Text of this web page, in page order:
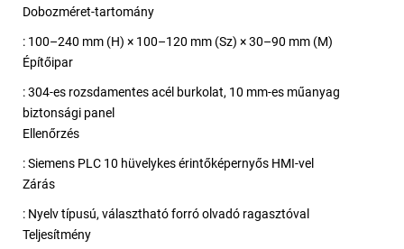
Dobozméret-tartomány
: 100–240 mm (H) × 100–120 mm (Sz) × 30–90 mm (M)
Építőipar
: 304-es rozsdamentes acél burkolat, 10 mm-es műanyag
biztonsági panel
Ellenőrzés
: Siemens PLC 10 hüvelykes érintőképernyős HMI-vel
Zárás
: Nyelv típusú, választható forró olvadó ragasztóval
Teljesítmény